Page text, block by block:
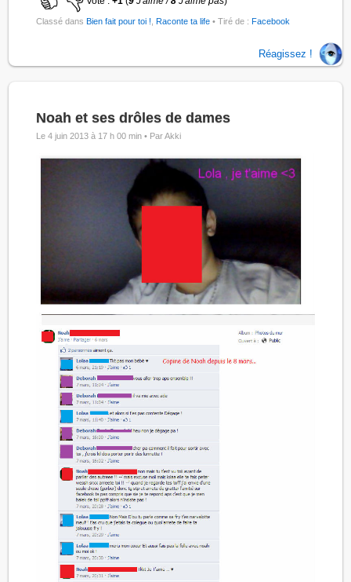
Classé dansBien fait pour toi ! ,Raconte ta life • Tiré de :Facebook
Réagissez !
Noah et ses drôles de dames
Le 4 juin 2013 à 17 h 00 min • Par Akki